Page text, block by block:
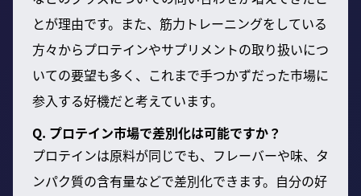
とが理由です。また、筋力トレーニングをしている
方々からプロテインやサプリメントの取り扱いにつ
いての要望も多く、これまで手つかずだった市場に
参入する好機だと考えています。
Q. プロテイン市場で差別化は可能ですか？
プロテインは原料が同じでも、フレーバーや味、タ
ンパク質の含有量などで差別化できます。自分の好